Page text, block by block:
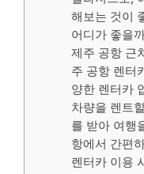
해보는 것이
어디가 좋을
제주 공항 근
주 공항 렌터
양한 렌터카
차량을 렌트
를 받아 여행
항에서 간편
렌터카 이용